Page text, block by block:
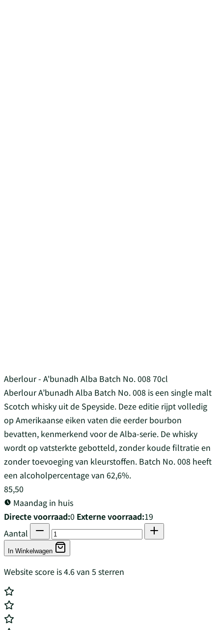
Aberlour - A'bunadh Alba Batch No. 008 70cl
Aberlour A’bunadh Alba Batch No. 008 is een single malt
Scotch whisky uit de Speyside. Deze editie rijpt volledig
op Amerikaanse eiken vaten die eerder bourbon
bevatten, kenmerkend voor de Alba-serie. De whisky
wordt op vatsterkte gebotteld, zonder koude filtratie en
zonder toevoeging van kleurstoffen. Batch No. 008 heeft
een alcoholpercentage van 62,6%.
85,50
Maandag in huis
Directe voorraad:0 Externe voorraad:19
Aantal
In Winkelwagen
Website score is 4.6 van 5 sterren